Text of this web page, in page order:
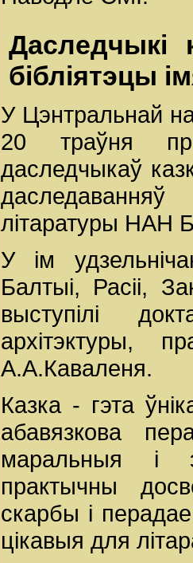
Даследчыкі
бібліятэцы
У Цэнтральнай
20 траўня
даследчыкаў
літаратуры НАН
У ім
Балтыі, Расіі,
выступілі
архітэктуры,
А.А.Каваленя.
Казка - гэта
абавязкова
маральныя і
практычны
скарбы і
цікавыя для